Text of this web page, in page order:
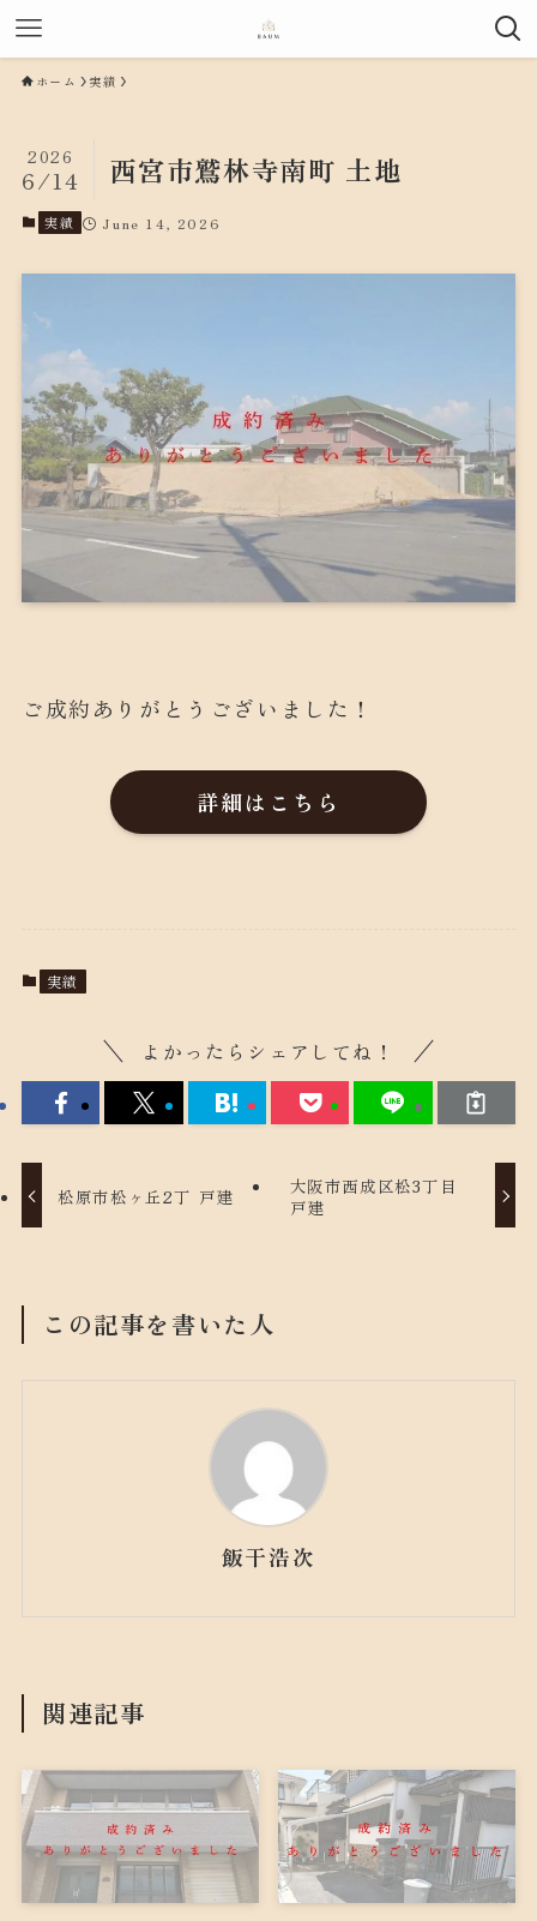
ホーム 実績
西宮市鷲林寺南町 土地
2026
6/14
実績 June 14, 2026
ご成約ありがとうございました！
詳細はこちら
実績
よかったらシェアしてね！
松原市松ヶ丘2丁 戸建
大阪市西成区松3丁目
戸建
この記事を書いた人
飯干浩次
関連記事